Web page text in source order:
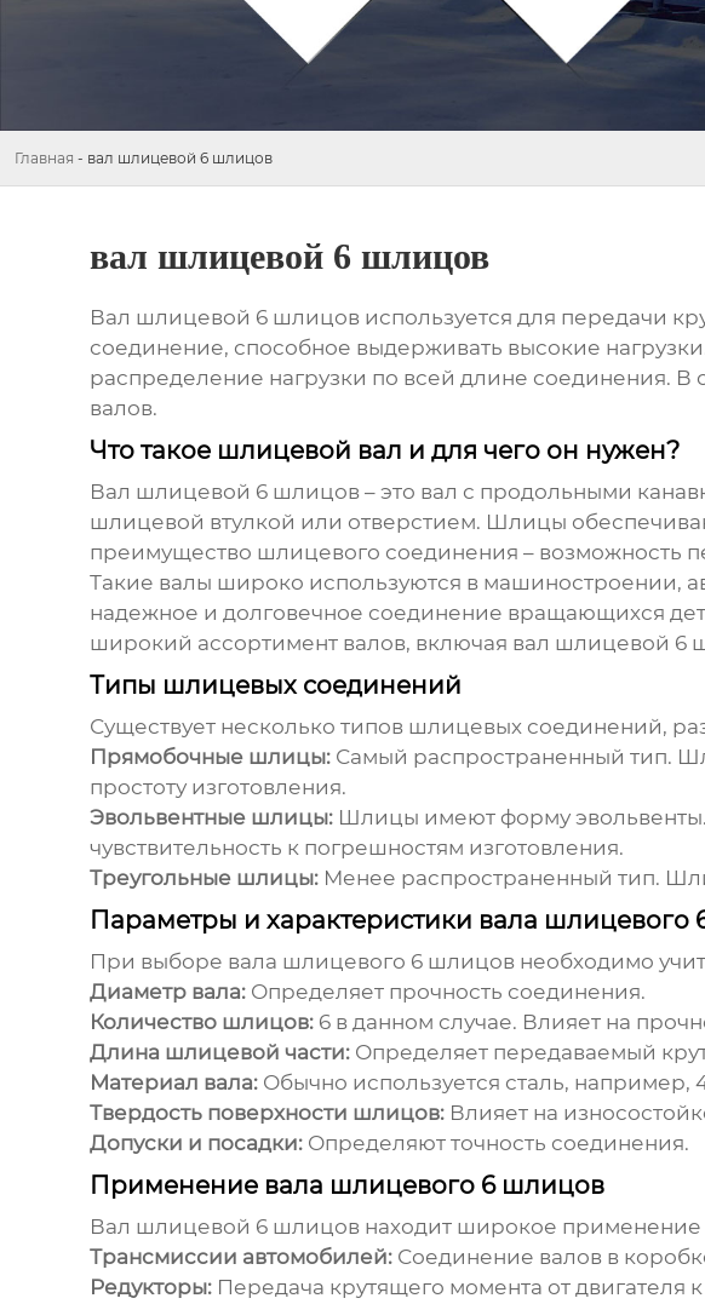
Главная - вал шлицевой 6 шлицов
вал шлицевой 6 шлицов
Вал шлицевой 6 шлицовиспользуется для передачи
соединение, способное выдерживать высокие
распределение нагрузки по всей длине соединения.
валов.
Что такое шлицевой вал и для чего он нужен?
Вал шлицевой 6 шлицов– это вал с продольными
шлицевой втулкой или отверстием. Шлицы
преимущество шлицевого соединения – возможность
Такие валы широко используются в машиностроении,
надежное и долговечное соединение вращающихся
широкий ассортимент валов, включая вал шлицевой 6
Типы шлицевых соединений
Существует несколько типов шлицевых соединений,
Прямобочные шлицы:Самый распространенный тип.
простоту изготовления.
Эвольвентные шлицы:Шлицы имеют форму
чувствительность к погрешностям изготовления.
Треугольные шлицы:Менее распространенный тип.
Параметры и характеристики вала шлицевого
При выборе вала шлицевого 6 шлицовнеобходимо
Диаметр вала:Определяет прочность соединения.
Количество шлицов:6 в данном случае. Влияет на
Длина шлицевой части:Определяет передаваемый
Материал вала:Обычно используется сталь, например,
Твердость поверхности шлицов:Влияет на
Допуски и посадки:Определяют точность соединения.
Применение вала шлицевого 6 шлицов
Вал шлицевой 6 шлицовнаходит широкое применение
Трансмиссии автомобилей:Соединение валов в
Редукторы:Передача крутящего момента от двигателя